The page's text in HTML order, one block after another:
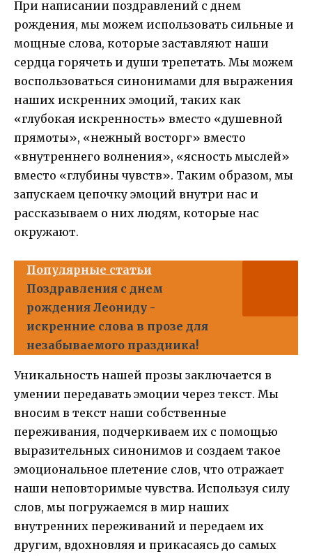
При написании поздравлений с днем
рождения, мы можем использовать сильные и
мощные слова, которые заставляют наши
сердца горячеть и души трепетать. Мы можем
воспользоваться синонимами для выражения
наших искренних эмоций, таких как
«глубокая искренность» вместо «душевной
прямоты», «нежный восторг» вместо
«внутреннего волнения», «ясность мыслей»
вместо «глубины чувств». Таким образом, мы
запускаем цепочку эмоций внутри нас и
рассказываем о них людям, которые нас
окружают.
Популярные статьи
Поздравления с днем
рождения Леониду -
искренние слова в прозе для
незабываемого праздника!
Уникальность нашей прозы заключается в
умении передавать эмоции через текст. Мы
вносим в текст наши собственные
переживания, подчеркиваем их с помощью
выразительных синонимов и создаем такое
эмоциональное плетение слов, что отражает
наши неповторимые чувства. Используя силу
слов, мы погружаемся в мир наших
внутренних переживаний и передаем их
другим, вдохновляя и прикасаясь до самых